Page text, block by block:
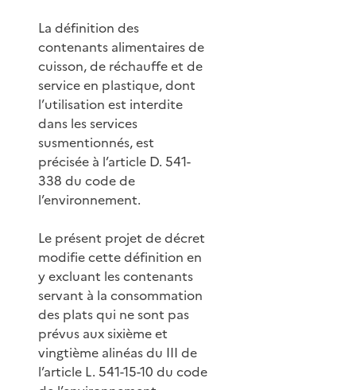
La définition des
contenants alimentaires de
cuisson, de réchauffe et de
service en plastique, dont
l’utilisation est interdite
dans les services
susmentionnés, est
précisée à l’article D. 541-
338 du code de
l’environnement.
Le présent projet de décret
modifie cette définition en
y excluant les contenants
servant à la consommation
des plats qui ne sont pas
prévus aux sixième et
vingtième alinéas du III de
l’article L. 541-15-10 du code